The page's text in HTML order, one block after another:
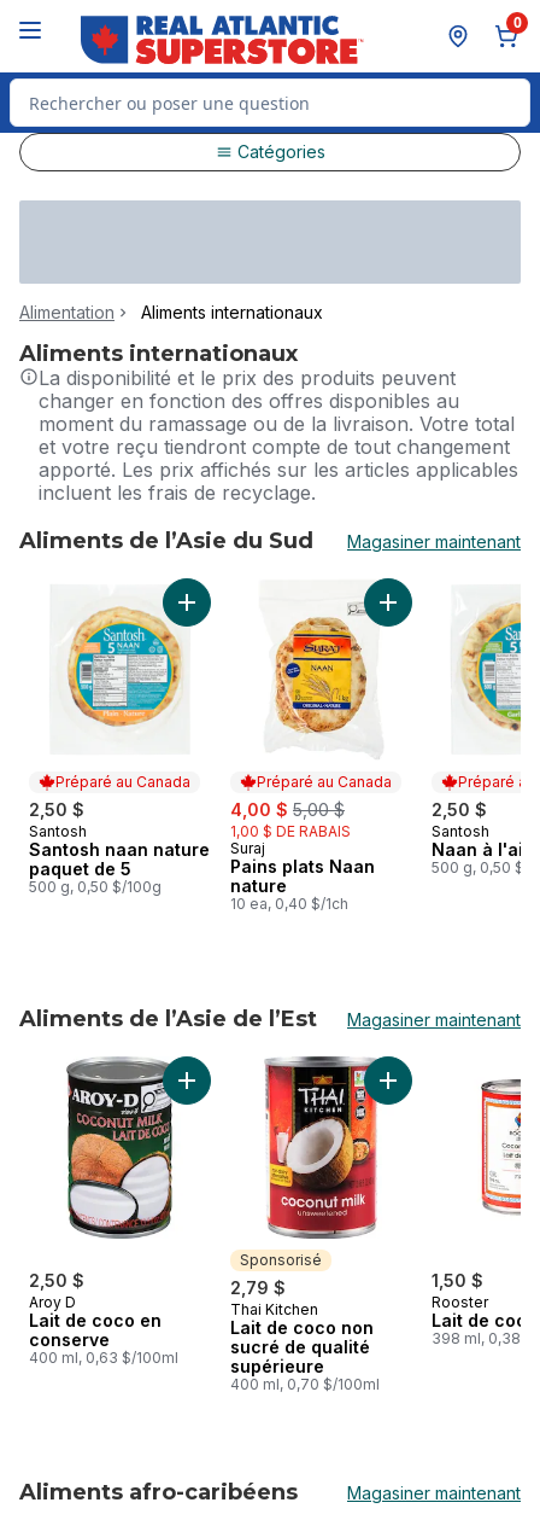
0
Rechercher des produits
Catégories
Alimentation Aliments internationaux
Aliments internationaux
La disponibilité et le prix des produits peuvent
changer en fonction des offres disponibles au
moment du ramassage ou de la livraison. Votre total
et votre reçu tiendront compte de tout changement
apporté. Les prix affichés sur les articles applicables
incluent les frais de recyclage.
Aliments de l’Asie du Sud Magasiner maintenant
sauter Aliments de l’Asie du Sud
Préparé au Canada
2,50 $
Préparé au Canada
Santosh
Santosh naan nature
paquet de 5
500 g, 0,50 $/100g
Ajouter Santosh naan nature paquet de 5
Préparé au Canada
sale:
4,00 $ , formerly:
5,00 $
1,00 $ DE RABAIS
Préparé au Canada
Suraj
Pains plats Naan
nature
10 ea, 0,40 $/1ch
Ajouter Pains plats
Préparé au
2,50 $
Préparé au
Santosh
Naan à l'ail
500 g, 0,50 $/
Aliments de l’Asie de l’Est Magasiner maintenant
sauter Aliments de l’Asie de l’Est
2,50 $
Aroy D
Lait de coco en
conserve
400 ml, 0,63 $/100ml
Ajouter Lait de coco en conserve au panier
Sponsorisé
2,79 $
Sponsorisé
Thai Kitchen
Lait de coco non
sucré de qualité
supérieure
400 ml, 0,70 $/100ml
Ajouter Lait de
1,50 $
Rooster
Lait de coco
398 ml, 0,38
Aliments afro-caribéens Magasiner maintenant